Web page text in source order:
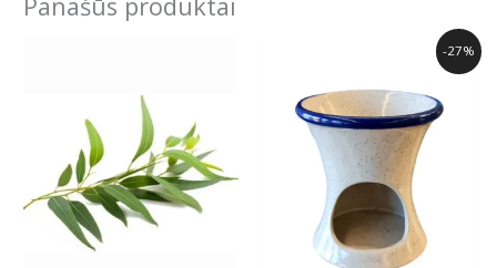
-27%
14.99€.
Current
price
10.99€.